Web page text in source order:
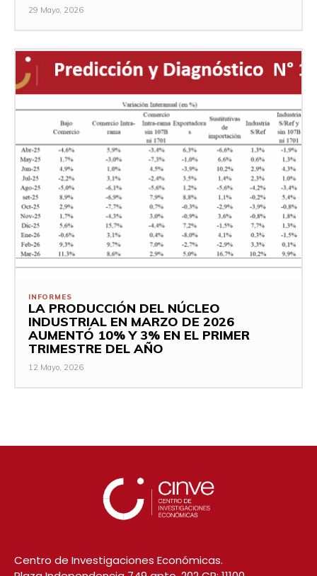
29 Mayo, 2026
INFORMES
LA PRODUCCIÓN DEL NÚCLEO
INDUSTRIAL EN MARZO DE 2026
AUMENTÓ 10% Y 3% EN EL PRIMER
TRIMESTRE DEL AÑO
12 Mayo, 2026
Centro de Investigaciones Económicas.